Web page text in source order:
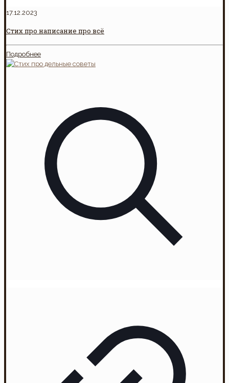
17.12.2023
Стих про написание про всё
Подробнее